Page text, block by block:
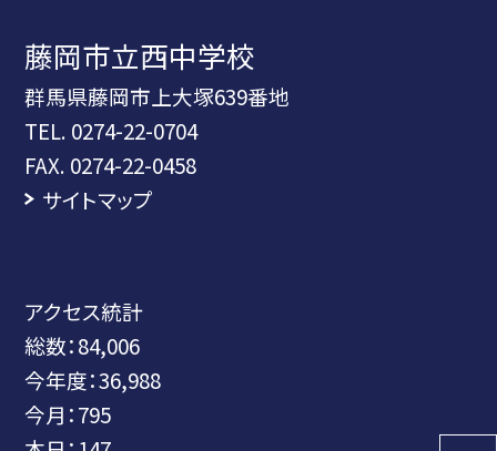
藤岡市立西中学校
群馬県藤岡市上大塚639番地
TEL. 0274-22-0704
FAX. 0274-22-0458
サイトマップ
アクセス統計
総数：84,006
今年度：36,988
今月：795